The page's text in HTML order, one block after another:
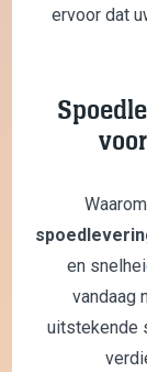
ervoor dat
en
vandaag
uitstekende